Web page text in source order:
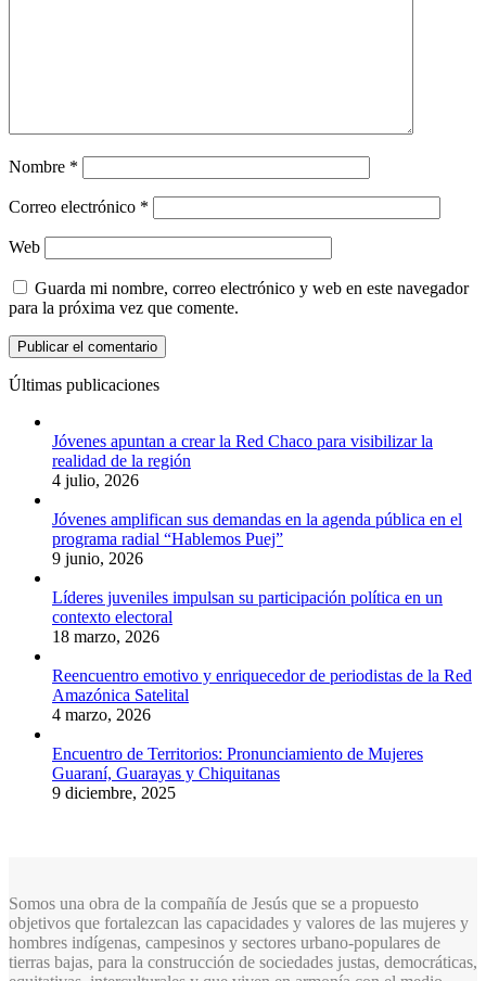
Nombre *
Correo electrónico *
Web
Guarda mi nombre, correo electrónico y web en este navegador
para la próxima vez que comente.
Últimas publicaciones
Jóvenes apuntan a crear la Red Chaco para visibilizar la
realidad de la región
4 julio, 2026
Jóvenes amplifican sus demandas en la agenda pública en el
programa radial “Hablemos Puej”
9 junio, 2026
Líderes juveniles impulsan su participación política en un
contexto electoral
18 marzo, 2026
Reencuentro emotivo y enriquecedor de periodistas de la Red
Amazónica Satelital
4 marzo, 2026
Encuentro de Territorios: Pronunciamiento de Mujeres
Guaraní, Guarayas y Chiquitanas
9 diciembre, 2025
Somos una obra de la compañía de Jesús que se a propuesto
objetivos que fortalezcan las capacidades y valores de las mujeres y
hombres indígenas, campesinos y sectores urbano-populares de
tierras bajas, para la construcción de sociedades justas, democráticas,